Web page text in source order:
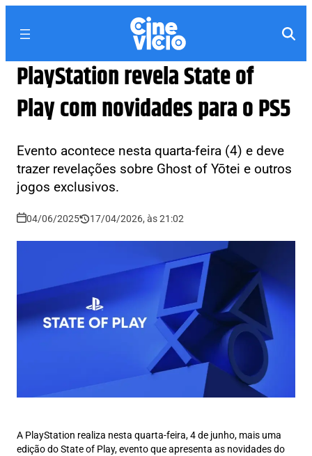
PlayStation revela State of
Play com novidades para o PS5
Evento acontece nesta quarta-feira (4) e deve
trazer revelações sobre Ghost of Yōtei e outros
jogos exclusivos.
04/06/2025 17/04/2026, às 21:02
A PlayStation realiza nesta quarta-feira, 4 de junho, mais uma
edição do State of Play, evento que apresenta as novidades do